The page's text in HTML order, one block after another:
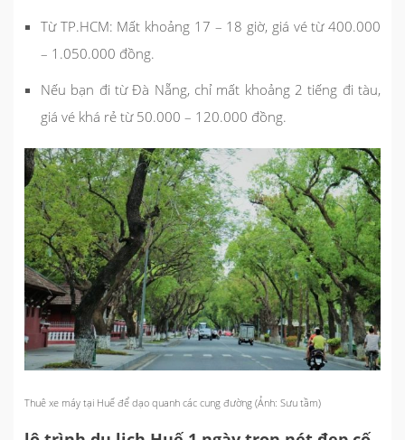
Từ TP.HCM: Mất khoảng 17 – 18 giờ, giá vé từ 400.000
– 1.050.000 đồng.
Nếu bạn đi từ Đà Nẵng, chỉ mất khoảng 2 tiếng đi tàu,
giá vé khá rẻ từ 50.000 – 120.000 đồng.
Thuê xe máy tại Huế để dạo quanh các cung đường (Ảnh: Sưu tầm)